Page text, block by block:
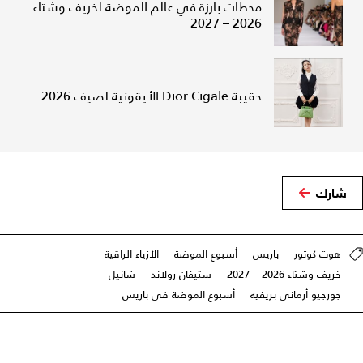
محطات بارزة في عالم الموضة لخريف وشتاء
2026 – 2027
حقيبة Dior Cigale الأيقونية لصيف 2026
شارك
هوت كوتور باريس أسبوع الموضة
الأزياء الراقية
خريف وشتاء 2026 – 2027
ستيفان رولاند
شانيل
جورجيو أرماني بريفيه
أسبوع الموضة في باريس